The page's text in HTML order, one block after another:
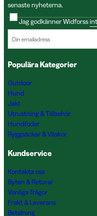
senaste nyheterna.
Jag godkänner Widforss
Populära Kategorier
Outdoor
Hund
Jakt
Utrustning & Tillbehör
Hundfoder
Ryggsäckar & Väskor
Kundservice
Kontakta oss
Byten & Returer
Vanliga frågor
Frakt & Leverans
Betalning